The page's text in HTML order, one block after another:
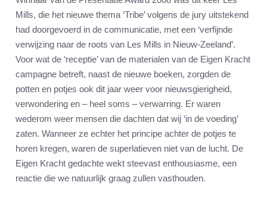
Mills, die het nieuwe thema ‘Tribe’ volgens de jury uitstekend
had doorgevoerd in de communicatie, met een ‘verfijnde
verwijzing naar de roots van Les Mills in Nieuw-Zeeland’.
Voor wat de ‘receptie’ van de materialen van de Eigen Kracht
campagne betreft, naast de nieuwe boeken, zorgden de
potten en potjes ook dit jaar weer voor nieuwsgierigheid,
verwondering en – heel soms – verwarring. Er waren
wederom weer mensen die dachten dat wij ‘in de voeding’
zaten. Wanneer ze echter het principe achter de potjes te
horen kregen, waren de superlatieven niet van de lucht. De
Eigen Kracht gedachte wekt steevast enthousiasme, een
reactie die we natuurlijk graag zullen vasthouden.